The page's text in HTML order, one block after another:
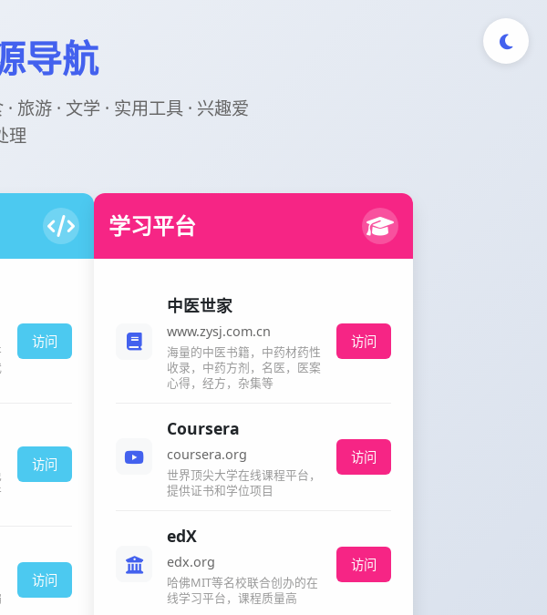
导航
旅游 · 文学 · 实用工具 · 兴趣爱
理
访问
访问
访问
学习平台
中医世家
www.zysj.com.cn
海量的中医书籍，中药材药性
收录，中药方剂，名医，医案
心得，经方，杂集等
访问
Coursera
coursera.org
世界顶尖大学在线课程平台，
提供证书和学位项目
访问
edX
edx.org
哈佛MIT等名校联合创办的在
线学习平台，课程质量高
访问